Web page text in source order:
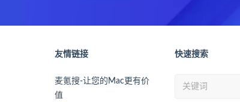
友情链接
麦氪搜-让您的Mac更有价
值
快速搜索